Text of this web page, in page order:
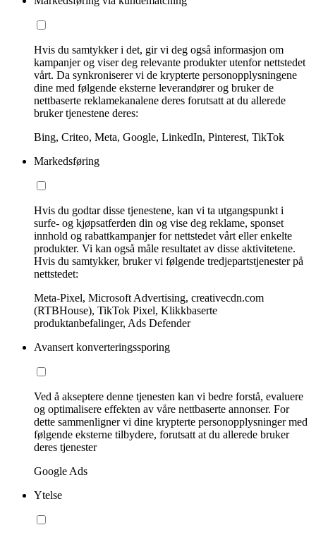
Hvis du samtykker i det, gir vi deg også informasjon om
kampanjer og viser deg relevante produkter utenfor nettstedet
vårt. Da synkroniserer vi de krypterte personopplysningene
dine med følgende eksterne leverandører og bruker de
nettbaserte reklamekanalene deres forutsatt at du allerede
bruker tjenestene deres:
Bing, Criteo, Meta, Google, LinkedIn, Pinterest, TikTok
Markedsføring
Hvis du godtar disse tjenestene, kan vi ta utgangspunkt i
surfe- og kjøpsatferden din og vise deg reklame, sponset
innhold og rabattkampanjer for nettstedet vårt eller enkelte
produkter. Vi kan også måle resultatet av disse aktivitetene.
Hvis du samtykker, bruker vi følgende tredjepartstjenester på
nettstedet:
Meta-Pixel, Microsoft Advertising, creativecdn.com
(RTBHouse), TikTok Pixel, Klikkbaserte
produktanbefalinger, Ads Defender
Avansert konverteringssporing
Ved å akseptere denne tjenesten kan vi bedre forstå, evaluere
og optimalisere effekten av våre nettbaserte annonser. For
dette sammenligner vi dine krypterte personopplysninger med
følgende eksterne tilbydere, forutsatt at du allerede bruker
deres tjenester
Google Ads
Ytelse